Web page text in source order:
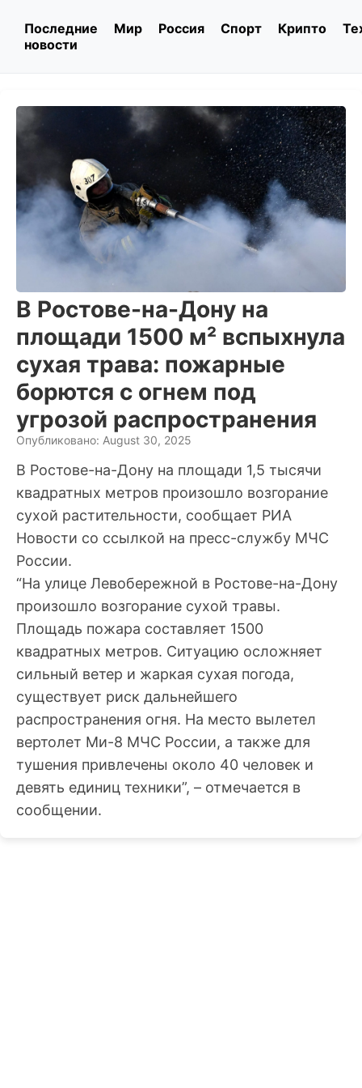
Последние
новости
Мир Россия Спорт Крипто
В Ростове-на-Дону на
площади 1500 м² вспыхнула
сухая трава: пожарные
борются с огнем под
угрозой распространения
Опубликовано: August 30, 2025
В Ростове-на-Дону на площади 1,5 тысячи
квадратных метров произошло возгорание
сухой растительности, сообщает РИА
Новости со ссылкой на пресс-службу МЧС
России.
“На улице Левобережной в Ростове-на-Дону
произошло возгорание сухой травы.
Площадь пожара составляет 1500
квадратных метров. Ситуацию осложняет
сильный ветер и жаркая сухая погода,
существует риск дальнейшего
распространения огня. На место вылетел
вертолет Ми-8 МЧС России, а также для
тушения привлечены около 40 человек и
девять единиц техники”, – отмечается в
сообщении.